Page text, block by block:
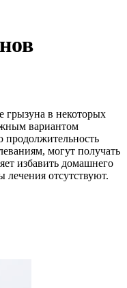
грызуна в некоторых
вариантом
могут получать
избавить домашнего
лечения отсутствуют.